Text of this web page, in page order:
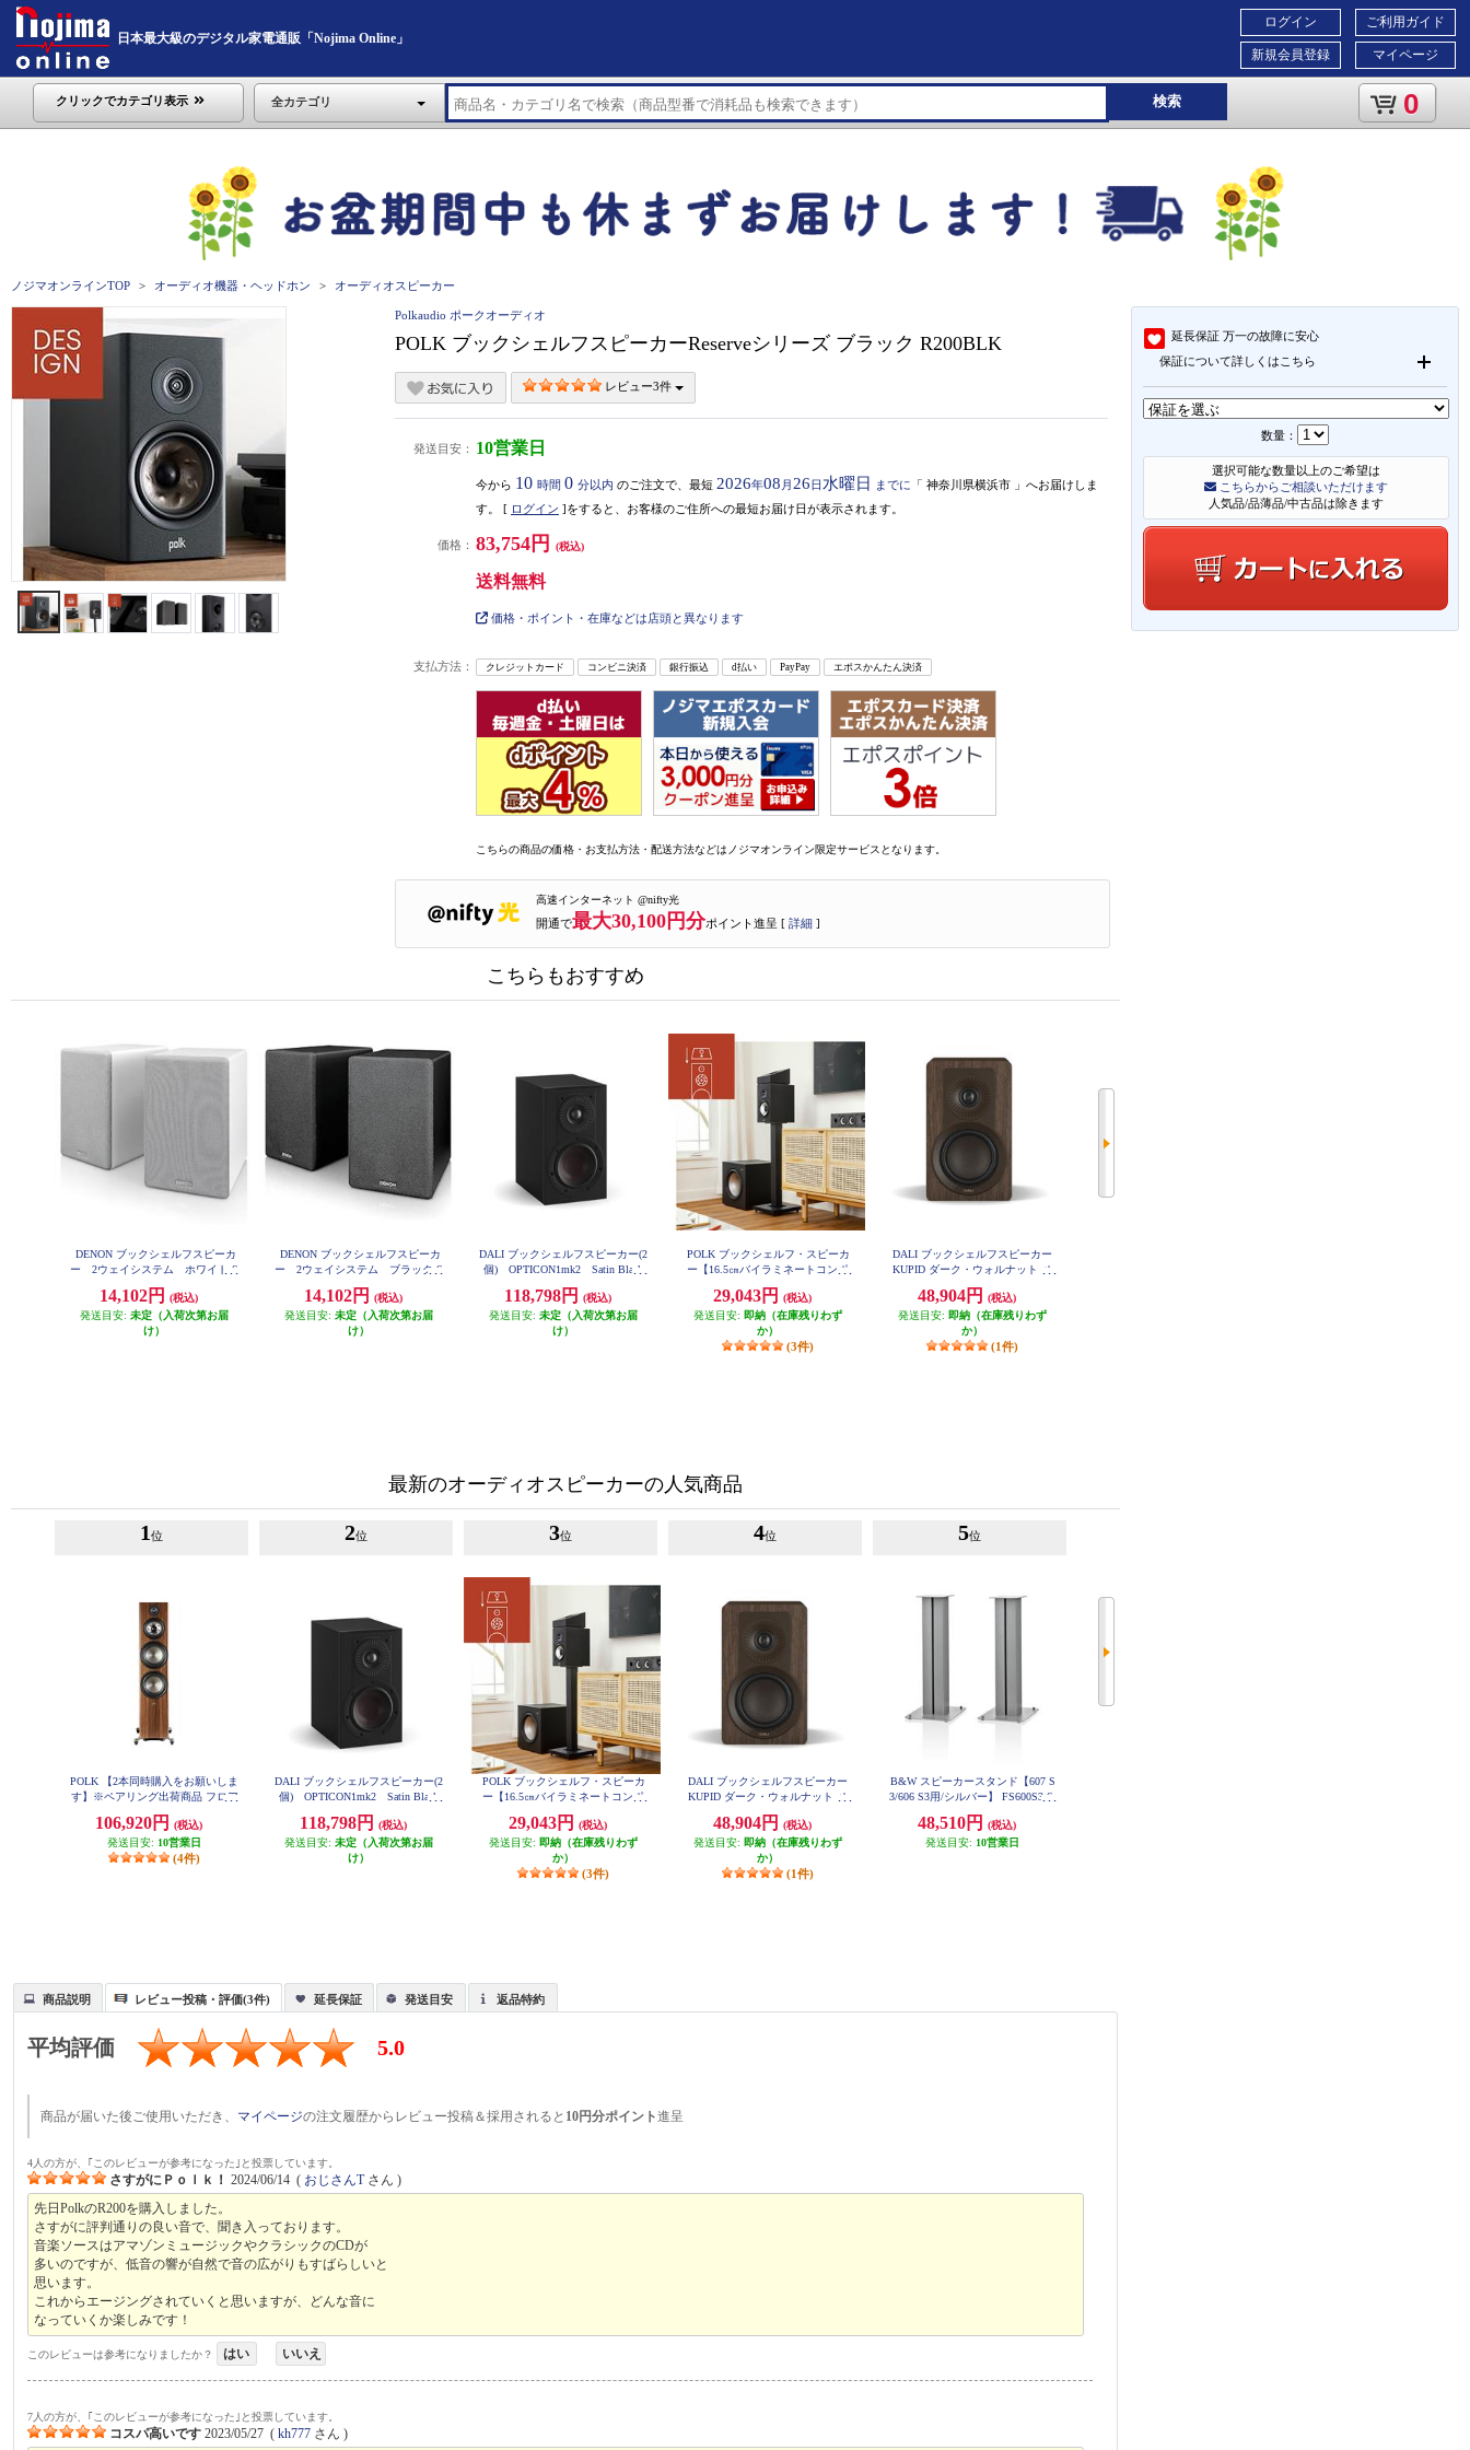
日本最大級のデジタル家電通販「Nojima Online」
ご利用ガイド
マイページ
ログイン
新規会員登録
クリックでカテゴリ表示 全カテゴリ 検索 0
ノジマオンラインTOP オーディオ機器・ヘッドホン オーディオスピーカー
延長保証 万一の故障に安心
保証について詳しくはこちら
数量：
選択可能な数量以上のご希望は
こちらからご相談いただけます
人気品/品薄品/中古品は除きます
Polkaudio ポークオーディオ
POLK ブックシェルフスピーカーReserveシリーズ ブラック R200BLK
レビュー3件
発送目安： 10営業日
今から 10 時間 0 分以内 のご注文で、最短 2026年08 月 26日 水曜日 までに 「 神奈川県横浜市 」 へお届けしま
す。 [ ログイン ]をすると、お客様のご住所への最短お届け日が表示されます。
価格： 83,754円 (税込)
送料無料
価格・ポイント・在庫などは店頭と異なります
支払方法： クレジットカード コンビニ決済 銀行振込 d払い PayPay エポスかんたん決済
こちらの商品の価格・お支払方法・配送方法などはノジマオンライン限定サービスとなります。
高速インターネット @nifty光
開通で最大30,100円分ポイント進呈 [ 詳細 ]
こちらもおすすめ
DENON ブックシェルフスピーカ
ー 2ウェイシステム ホワイト S
14,102円
(税込)
発送目安: 未定（入荷次第お届
け）
DENON ブックシェルフスピーカ
ー 2ウェイシステム ブラック S
14,102円
(税込)
発送目安: 未定（入荷次第お届
け）
DALI ブックシェルフスピーカー(2
個) OPTICON1mk2 Satin Black
118,798円
(税込)
発送目安: 未定（入荷次第お届
け）
POLK ブックシェルフ・スピーカ
ー【16.5㎝バイラミネートコンポ
型/ブラックアッシュ】 MXT20
29,043円
(税込)
発送目安: 即納（在庫残りわず
か）
(3件)
DALI ブックシェルフスピーカー
KUPID ダーク・ウォルナット ペ
48,904円
(税込)
発送目安: 即納（在庫残りわず
か）
(1件)
最新のオーディオスピーカーの人気商品
1 位
POLK 【2本同時購入をお願いしま
す】※ペアリング出荷商品 フロア
シリーズ ブラウン R700BRN
106,920円
(税込)
発送目安: 10営業日
(4件)
2位
DALI ブックシェルフスピーカー(2
個) OPTICON1mk2 Satin Black
118,798円
(税込)
発送目安: 未定（入荷次第お届
け）
3位
POLK ブックシェルフ・スピーカ
ー【16.5㎝バイラミネートコンポ
型/ブラックアッシュ】 MXT20
29,043円
(税込)
発送目安: 即納（在庫残りわず
か）
(3件)
4位
DALI ブックシェルフスピーカー
KUPID ダーク・ウォルナット ペ
48,904円
(税込)
発送目安: 即納（在庫残りわず
か）
(1件)
5位
B&W スピーカースタンド【607 S
3/606 S3用/シルバー】 FS600S3-S
48,510円
(税込)
発送目安: 10営業日
商品説明 レビュー投稿・評価(3件) 延長保証 発送目安 返品特約
平均評価 5.0
商品が届いた後ご使用いただき、 マイページの注文履歴からレビュー投稿＆採用されると 10円分ポイント進呈
4人の方が、｢このレビューが参考になった｣と投票しています。
さすがにＰｏｌｋ！ 2024/06/14 ( おじさんTさん )
先日PolkのR200を購入しました。
さすがに評判通りの良い音で、聞き入っております。
音楽ソースはアマゾンミュージックやクラシックのCDが
多いのですが、低音の響が自然で音の広がりもすばらしいと
思います。
これからエージングされていくと思いますが、どんな音に
なっていくか楽しみです！
このレビューは参考になりましたか？ はい いいえ
7人の方が、｢このレビューが参考になった｣と投票しています。
コスパ高いです 2023/05/27 (kh777 さん )